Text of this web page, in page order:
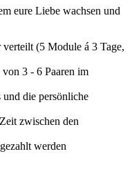
eure Liebe wachsen und
verteilt (5 Module á 3 Tage,
3 - 6 Paaren im
die persönliche
zwischen den
werden